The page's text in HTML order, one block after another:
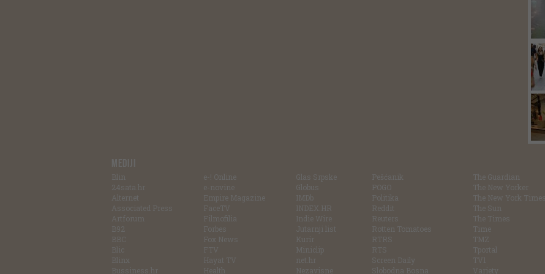
MEDIJI
Blin
24sata.hr
Alternet
Associated Press
Artforum
B92
BBC
Blic
Blinx
Bussiness.hr
e-! Online
e-novine
Empire Magazine
FaceTV
Filmofilia
Forbes
Fox News
FTV
Hayat TV
Health
Glas Srpske
Globus
IMDb
INDEX.HR
Indie Wire
Jutarnji list
Kurir
Miniclip
net.hr
Nezavisne
Pešćanik
POGO
Politika
Reddit
Reuters
Rotten Tomatoes
RTRS
RTS
Screen Daily
Slobodna Bosna
The Guardian
The New Yorker
The New York Times
The Sun
The Times
Time
TMZ
Tportal
TV1
Variety